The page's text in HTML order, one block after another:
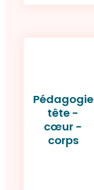
Pédagogie
tête -
cœur -
corps